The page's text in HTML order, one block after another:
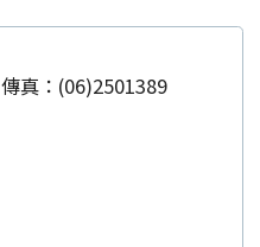
傳真：(06)2501389